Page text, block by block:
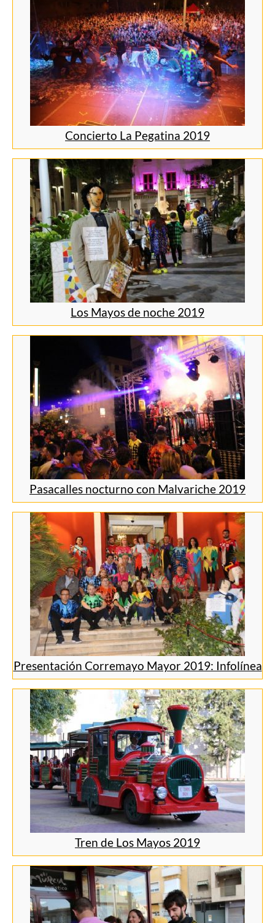
Concierto La Pegatina 2019
Los Mayos de noche 2019
Pasacalles nocturno con Malvariche 2019
Presentación Corremayo Mayor 2019: Infolínea
Tren de Los Mayos 2019